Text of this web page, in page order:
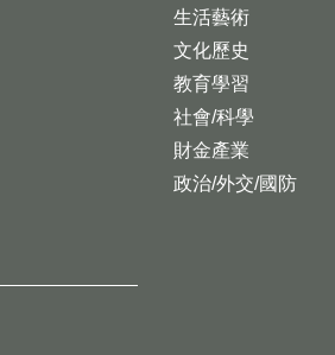
生活藝術
文化歷史
教育學習
社會/科學
財金產業
政治/外交/國防